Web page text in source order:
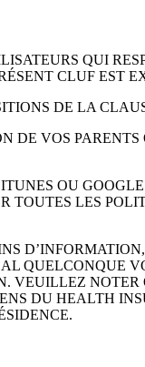
QUI
CLUF EST
DE LA
DE VOS
OU
TOUTES LES
QUELCONQUE
DU HEALTH